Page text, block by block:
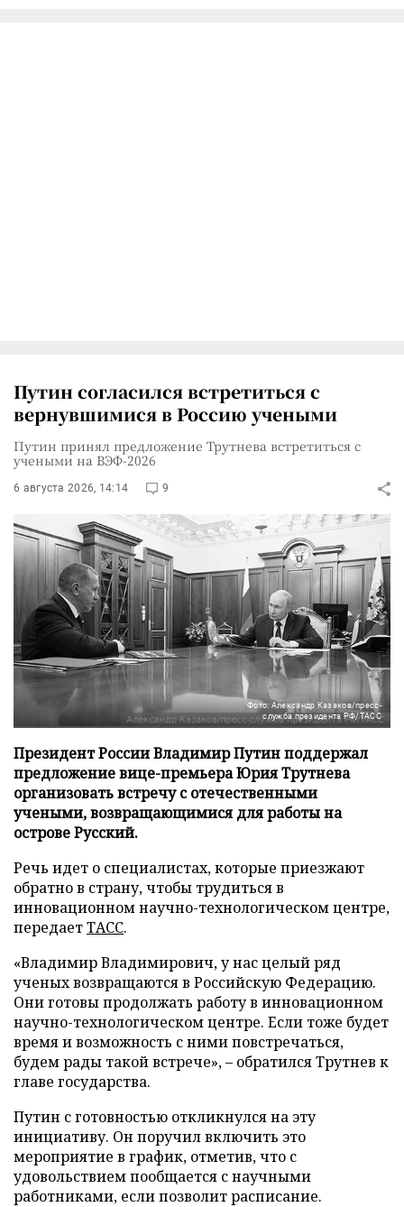
Путин согласился встретиться с
вернувшимися в Россию учеными
Путин принял предложение Трутнева встретиться с
учеными на ВЭФ-2026
6 августа 2026, 14:14 9
Фото: Александр Казаков/пресс-
служба президента РФ/ТАСС
Президент России Владимир Путин поддержал
предложение вице-премьера Юрия Трутнева
организовать встречу с отечественными
учеными, возвращающимися для работы на
острове Русский.
Речь идет о специалистах, которые приезжают
обратно в страну, чтобы трудиться в
инновационном научно-технологическом центре,
передаетТАСС.
«Владимир Владимирович, у нас целый ряд
ученых возвращаются в Российскую Федерацию.
Они готовы продолжать работу в инновационном
научно-технологическом центре. Если тоже будет
время и возможность с ними повстречаться,
будем рады такой встрече», – обратился Трутнев к
главе государства.
Путин с готовностью откликнулся на эту
инициативу. Он поручил включить это
мероприятие в график, отметив, что с
удовольствием пообщается с научными
работниками, если позволит расписание.